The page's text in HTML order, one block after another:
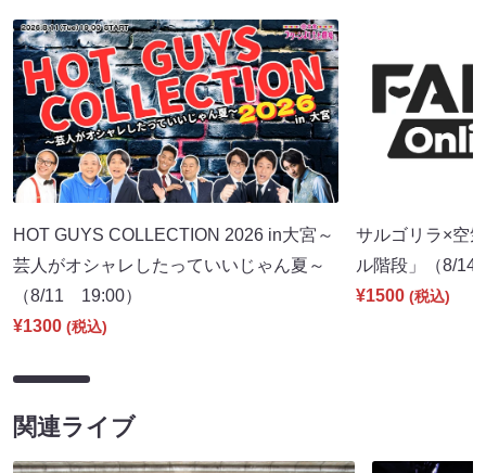
HOT GUYS COLLECTION 2026 in大宮～
芸人がオシャレしたっていいじゃん夏～
（8/11 19:00）
¥1300 (税込)
サルゴリラ×空
ル階段」（8/
¥1500 (税込)
関連ライブ